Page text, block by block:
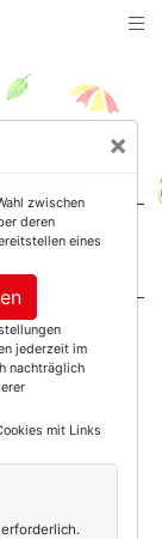
der
×
zwischen
deren
eines
jederzeit im
nachträglich
mit Links